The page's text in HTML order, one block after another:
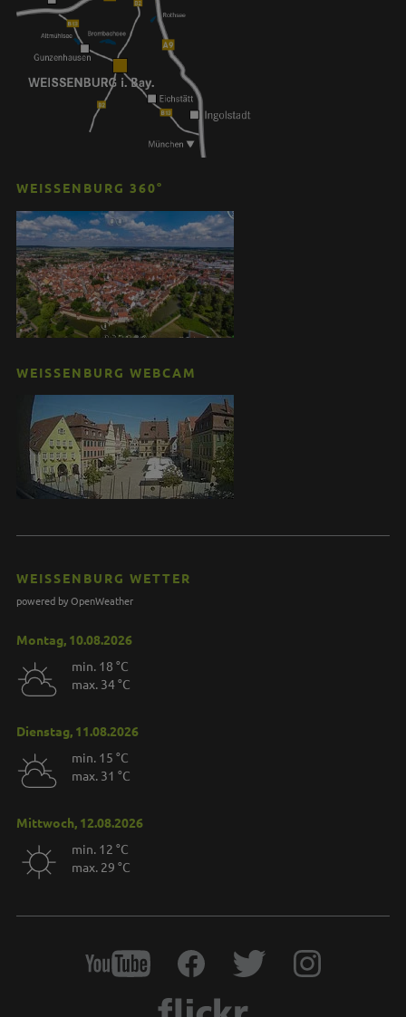
WEISSENBURG 360°
WEISSENBURG WEBCAM
WEISSENBURG WETTER
powered by OpenWeather
Montag, 10.08.2026
min. 18 °C
max. 34 °C
Dienstag, 11.08.2026
min. 15 °C
max. 31 °C
Mittwoch, 12.08.2026
min. 12 °C
max. 29 °C